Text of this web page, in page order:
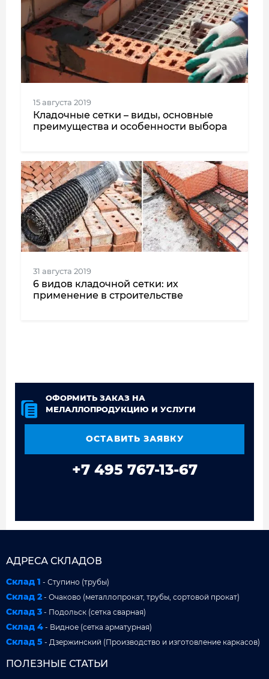
15 августа 2019
Кладочные сетки – виды, основные
преимущества и особенности выбора
31 августа 2019
6 видов кладочной сетки: их
применение в строительстве
ОФОРМИТЬ ЗАКАЗ НА
МЕЛАЛЛОПРОДУКЦИЮ И УСЛУГИ
ОСТАВИТЬ ЗАЯВКУ
+7 495 767-13-67
АДРЕСА СКЛАДОВ
Склад 1 - Ступино (трубы)
Склад 2 - Очаково (металлопрокат, трубы, сортовой прокат)
Склад 3 - Подольск (сетка сварная)
Склад 4 - Видное (сетка арматурная)
Склад 5 - Дзержинский (Производство и изготовление каркасов)
ПОЛЕЗНЫЕ СТАТЬИ